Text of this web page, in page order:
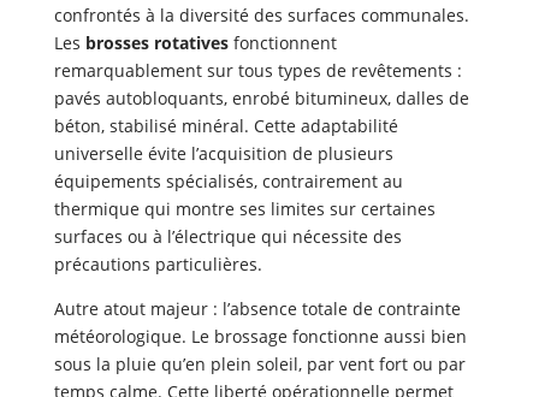
confrontés à la diversité des surfaces communales.
Les brosses rotativesfonctionnent
remarquablement sur tous types de revêtements :
pavés autobloquants, enrobé bitumineux, dalles de
béton, stabilisé minéral. Cette adaptabilité
universelle évite l’acquisition de plusieurs
équipements spécialisés, contrairement au
thermique qui montre ses limites sur certaines
surfaces ou à l’électrique qui nécessite des
précautions particulières.
Autre atout majeur : l’absence totale de contrainte
météorologique. Le brossage fonctionne aussi bien
sous la pluie qu’en plein soleil, par vent fort ou par
temps calme. Cette liberté opérationnelle permet